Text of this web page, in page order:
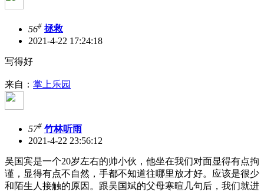
56# 拯救
2021-4-22 17:24:18
写得好
来自： 掌上乐园
57# 竹林听雨
2021-4-22 23:56:12
吴国宾是一个20岁左右的帅小伙，他坐在我们对面显得有点拘
谨，显得有点不自然，手都不知道往哪里放才好。应该是很少
和陌生人接触的原因。跟吴国斌的父母寒暄几句后，我们就进